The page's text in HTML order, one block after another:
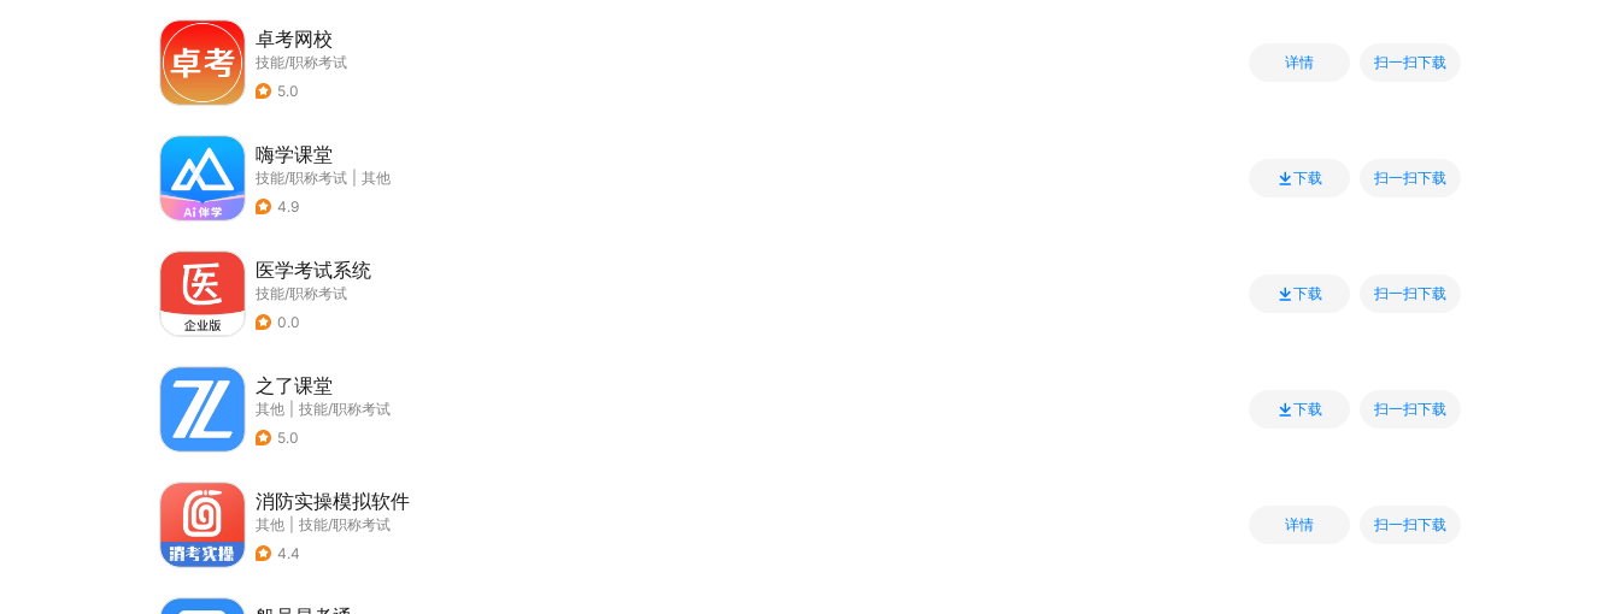
卓考网校
技能/职称考试
5.0
详情 扫一扫下载
嗨学课堂
技能/职称考试
其他
4.9
下载 扫一扫下载
医学考试系统
技能/职称考试
0.0
下载 扫一扫下载
之了课堂
其他
技能/职称考试
5.0
下载 扫一扫下载
消防实操模拟软件
其他
技能/职称考试
4.4
详情 扫一扫下载